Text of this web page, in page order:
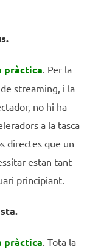
pràctica . Per la
streaming, i la
no hi ha
a la tasca
directes que un
estan tant
principiant.
pràctica . Tota la